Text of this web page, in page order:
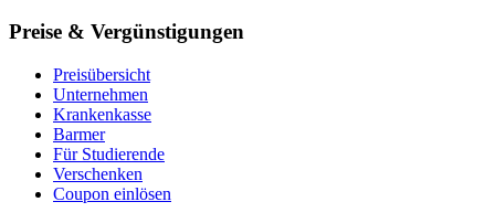
Preise & Vergünstigungen
Preisübersicht
Unternehmen
Krankenkasse
Barmer
Für Studierende
Ver­schen­ken
Coupon einlösen